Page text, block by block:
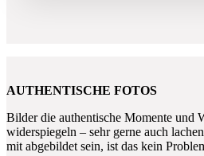
AUTHENTISCHE FOTOS
Bilder die authentische Momente und
widerspiegeln – sehr gerne auch
mit abgebildet sein, ist das kein